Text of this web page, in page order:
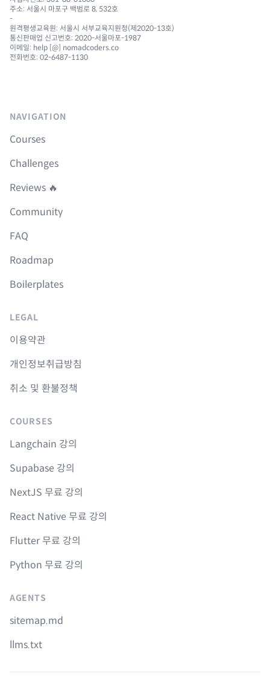
주소: 서울시 마포구 백범로 8, 532호
-
원격평생교육원: 서울시 서부교육지원청(제2020-13호)
통신판매업 신고번호: 2020-서울마포-1987
이메일: help [@] nomadcoders.co
전화번호: 02-6487-1130
NAVIGATION
Courses
Challenges
Reviews 🔥
Community
FAQ
Roadmap
Boilerplates
LEGAL
이용약관
개인정보취급방침
취소 및 환불정책
COURSES
Langchain 강의
Supabase 강의
NextJS 무료 강의
React Native 무료 강의
Flutter 무료 강의
Python 무료 강의
AGENTS
sitemap.md
llms.txt